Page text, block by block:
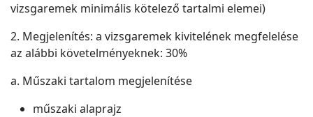
vizsgaremek minimális kötelező tartalmi elemei)
2. Megjelenítés: a vizsgaremek kivitelének megfelelése
az alábbi követelményeknek: 30%
a. Műszaki tartalom megjelenítése
műszaki alaprajz